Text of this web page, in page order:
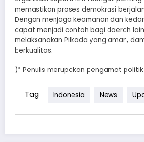
memastikan proses demokrasi
Dengan menjaga keamanan dan
dapat menjadi contoh bagi daerah
melaksanakan Pilkada yang aman,
berkualitas.
)* Penulis merupakan pengamat politik
Tag Indonesia News